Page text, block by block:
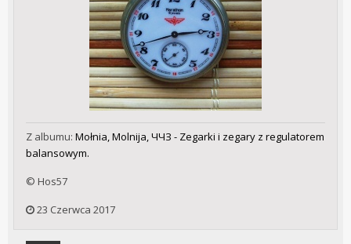
Z albumu: Mołnia, Molnija, ЧЧЗ - Zegarki i zegary z regulatorem
balansowym.
© Hos57
23 Czerwca 2017